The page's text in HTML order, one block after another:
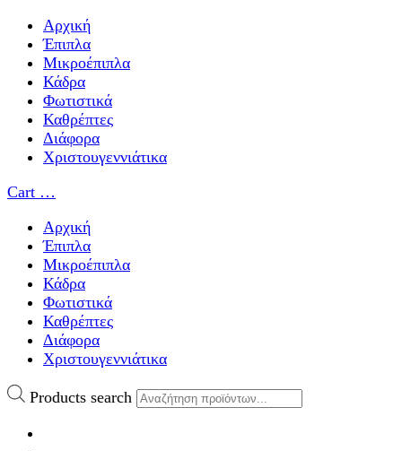
Αρχική
Έπιπλα
Μικροέπιπλα
Κάδρα
Φωτιστικά
Καθρέπτες
Διάφορα
Χριστουγεννιάτικα
Cart …
Αρχική
Έπιπλα
Μικροέπιπλα
Κάδρα
Φωτιστικά
Καθρέπτες
Διάφορα
Χριστουγεννιάτικα
Products search